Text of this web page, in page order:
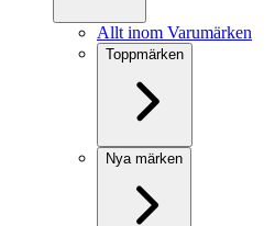
Allt inom Varumärken
Toppmärken
Nya märken